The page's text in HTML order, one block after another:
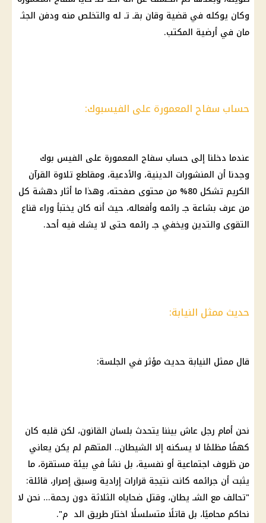
وكان يوكله في قضية وقان بقـ تـ له والتخلص منه ودفن الجثـ
مان في أرضية المكتب.
حساب سفاح المعمورة على الفيسبوك:
عندما دخلنا إلى حساب سفاح المعمورة على الفيس بوك
وجدنا أن المنشورات الدينية، والأدعية، ومقاطع تلاوة القرآن
الكريم تشكل 80% من محتوى صفحته، وهذا ما أثار دهشة كل
من عرف بشاعة جـ رائمه وأفعاله، حيث أنه كان يختبأ وراء قناع
التقوى والتدين ويخفي جـ رائمه حتى لا يشك فيه أحد.
حديث ممثل النيابة:
قال ممثل النيابة حديث مؤثر في الجلسة:
نحن أمام رجل عاش بيننا يتحدث بلسان القانون، لكن قلبه كان
كهفًا مظلمًا لا يسكنه إلا الشيطان.. المتهم لم يكن يعاني
من ظروف اجتماعية أو نفسية، بل نشأ في بيئة مستقرة، ما
يثبت أن جرائمه كانت نتيجة قرارات إرادية وسبق إصرار، قائلة:
"تحالف مع الشـ يطان، وقتل ضحاياه الثلاثة دون رحمة... نحن لا
نحاكم محاميًا، بل قاتلًا متسلسلًا اختار طريق الد م".